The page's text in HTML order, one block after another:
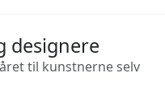
designere
til kunstnerne selv